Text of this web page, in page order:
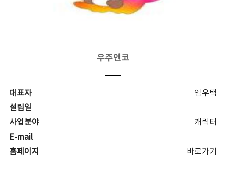
우주앤코
대표자
임우택
설립일
사업분야
캐릭터
E-mail
홈페이지
바로가기